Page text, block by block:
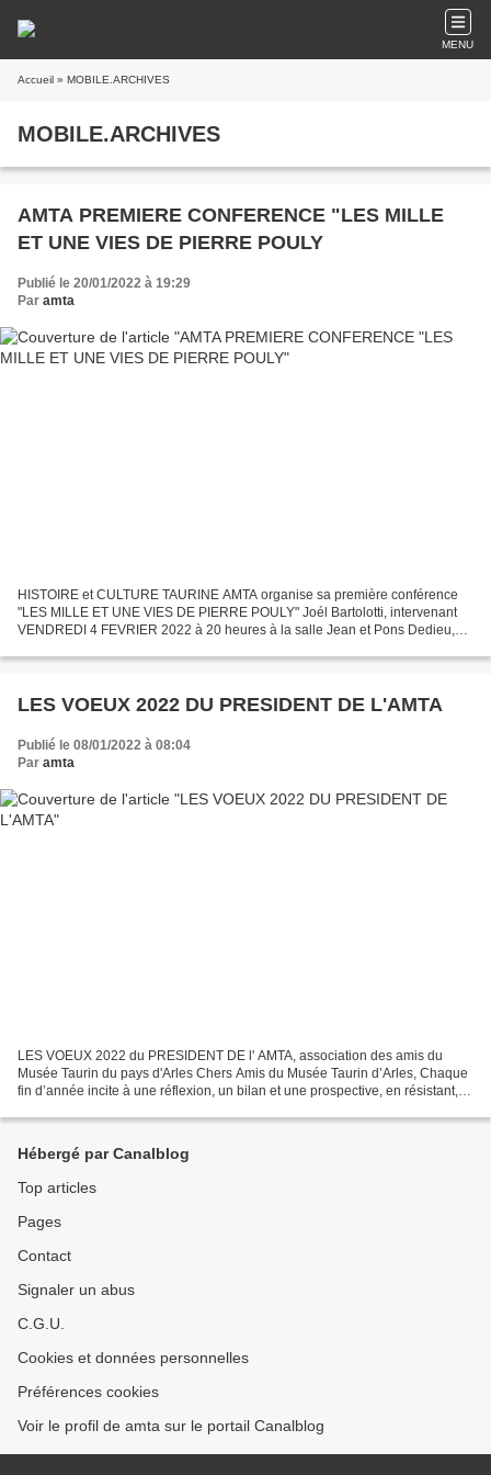
MENU
Accueil » MOBILE.ARCHIVES
MOBILE.ARCHIVES
AMTA PREMIERE CONFERENCE "LES MILLE
ET UNE VIES DE PIERRE POULY
Publié le 20/01/2022 à 19:29
Par amta
HISTOIRE et CULTURE TAURINE AMTA organise sa première conférence
"LES MILLE ET UNE VIES DE PIERRE POULY" Joél Bartolotti, intervenant
VENDREDI 4 FEVRIER 2022 à 20 heures à la salle Jean et Pons Dedieu,
LES VOEUX 2022 DU PRESIDENT DE L'AMTA
Publié le 08/01/2022 à 08:04
Par amta
LES VOEUX 2022 du PRESIDENT DE l' AMTA, association des amis du
Musée Taurin du pays d'Arles Chers Amis du Musée Taurin d’Arles, Chaque
fin d’année incite à une réflexion, un bilan et une prospective, en résistant, si
Hébergé par Canalblog
Top articles
Pages
Contact
Signaler un abus
C.G.U.
Cookies et données personnelles
Préférences cookies
Voir le profil de amta sur le portail Canalblog